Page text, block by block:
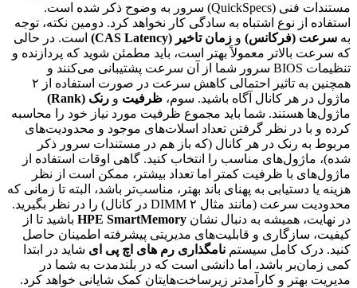
مستندات فنی (QuickSpecs) سرور به وضوح ذکر شده است.
استفاده از نوع اشتباه به سادگی کار نخواهد کرد. دومین نکته، توجه
به سرعت (فرکانس) و زمان تاخیر (CAS Latency
) است. در حالی
که سرعت بالاتر معمولاً بهتر است، باید مطمئن شوید که پردازنده و
تنظیمات BIOS سرور شما از آن سرعت پشتیبانی می‌کنند و
همچنین به تاثیر احتمالی کاهش سرعت در صورت استفاده از ۲
ماژول در هر کانال آگاه باشید. سوم، ظرفیت و رنک (Rank
)
ماژول‌ها هستند. شما باید مجموع ظرفیت مورد نیاز خود را محاسبه
کرده و با در نظر گرفتن تعداد اسلات‌های موجود و محدودیت‌های
مربوط به رنک در هر کانال (که باز هم در مستندات سرور ذکر
شده)، ماژول‌های مناسب را انتخاب کنید. گاهی اوقات استفاده از
ماژول‌های با ظرفیت کمتر اما تعداد بیشتر، ممکن است از نظر
هزینه یا دستیابی به پهنای باند بهتر، مناسب‌تر باشد، البته تا زمانی که
محدودیت سرعت (مانند مثال ۲ DIMM در کانال) را در نظر بگیرید.
در نهایت، همیشه به دنبال نشان HPE SmartMemory باشید تا از
کیفیت، سازگاری و قابلیت‌های مدیریتی پیشرفته اطمینان حاصل
کنید. درک کامل سیستم نامگذاری رم های اچ پی ای شاید در ابتدا
کمی زمان‌بر باشد، اما دانشی است که در بلندمدت به شما در
مدیریت بهتر و کارآمدتر زیرساخت‌هایتان کمک شایانی خواهد کرد.